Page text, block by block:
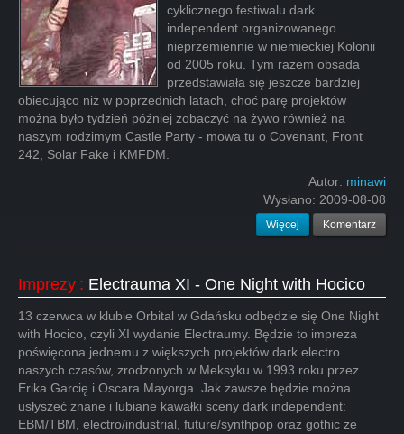
cyklicznego festiwalu dark
independent organizowanego
nieprzemiennie w niemieckiej Kolonii
od 2005 roku. Tym razem obsada
przedstawiała się jeszcze bardziej
obiecująco niż w poprzednich latach, choć parę projektów
można było tydzień później zobaczyć na żywo również na
naszym rodzimym Castle Party - mowa tu o Covenant, Front
242, Solar Fake i KMFDM.
Autor: minawi
Wysłano: 2009-08-08
Więcej Komentarz
Imprezy : Electrauma XI - One Night with Hocico
13 czerwca w klubie Orbital w Gdańsku odbędzie się One Night
with Hocico, czyli XI wydanie Electraumy. Będzie to impreza
poświęcona jednemu z większych projektów dark electro
naszych czasów, zrodzonych w Meksyku w 1993 roku przez
Erika Garcię i Oscara Mayorga. Jak zawsze będzie można
usłyszeć znane i lubiane kawałki sceny dark independent:
EBM/TBM, electro/industrial, future/synthpop oraz gothic ze